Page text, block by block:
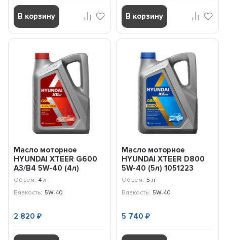
В корзину В корзину
Масло моторное
HYUNDAI XTEER G600
A3/B4 5W-40 (4л)
1047002
Объем: 4 л
Вязкость: 5W-40
2 820₽
Масло моторное
HYUNDAI XTEER D800
5W-40 (5л) 1051223
Объем: 5 л
Вязкость: 5W-40
5 740 ₽